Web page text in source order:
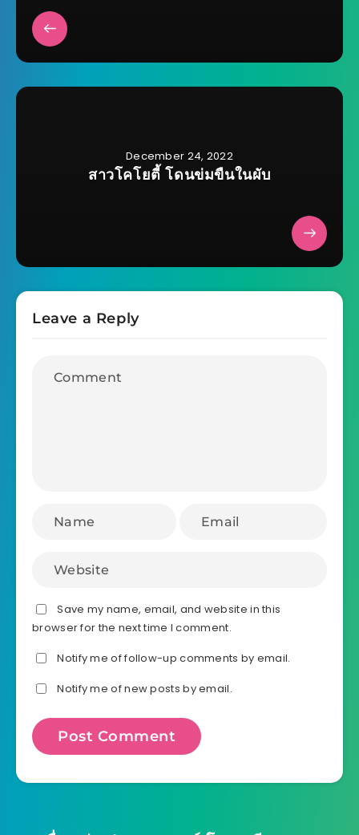
December 24, 2022
สาวโคโยตี้ โดนข่มขืนในผับ
Leave a Reply
Save my name, email, and website in this
browser for the next time I comment.
Notify me of follow-up comments by email.
Notify me of new posts by email.